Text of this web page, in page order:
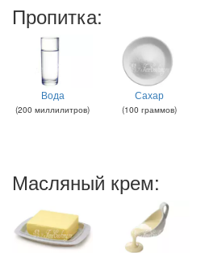
Пропитка:
Вода
(200 миллилитров)
Сахар
(100 граммов)
Масляный крем: